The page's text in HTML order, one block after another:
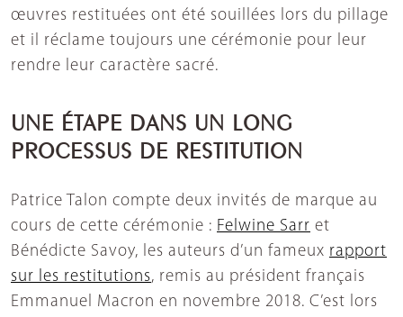
œuvres restituées ont été souillées lors du pillage
et il réclame toujours une cérémonie pour leur
rendre leur caractère sacré.
UNE ÉTAPE DANS UN LONG
PROCESSUS DE RESTITUTION
Patrice Talon compte deux invités de marque au
cours de cette cérémonie : Felwine Sarr et
Bénédicte Savoy, les auteurs d’un fameux rapport
sur les restitutions, remis au président français
Emmanuel Macron en novembre 2018. C’est lors